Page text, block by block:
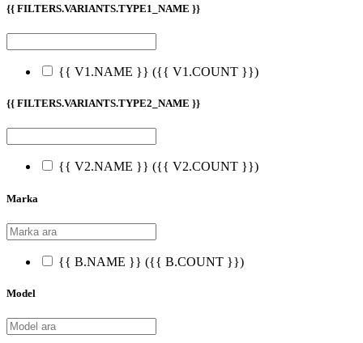
{{ FILTERS.VARIANTS.TYPE1_NAME }}
{{ V1.NAME }} ({{ V1.COUNT }})
{{ FILTERS.VARIANTS.TYPE2_NAME }}
{{ V2.NAME }} ({{ V2.COUNT }})
Marka
{{ B.NAME }} ({{ B.COUNT }})
Model